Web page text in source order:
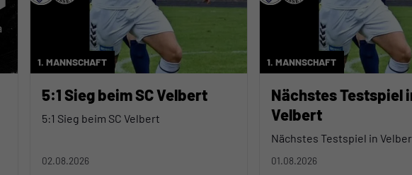
1. MANNSCHAFT
5:1 Sieg beim SC Velbert
5:1 Sieg beim SC Velbert
02.08.2026
1. MANNSCHAFT
Nächstes Testspiel
Velbert
Nächstes Testspiel in
01.08.2026